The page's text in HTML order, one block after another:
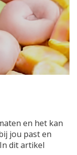
en het kan
jou past en
dit artikel